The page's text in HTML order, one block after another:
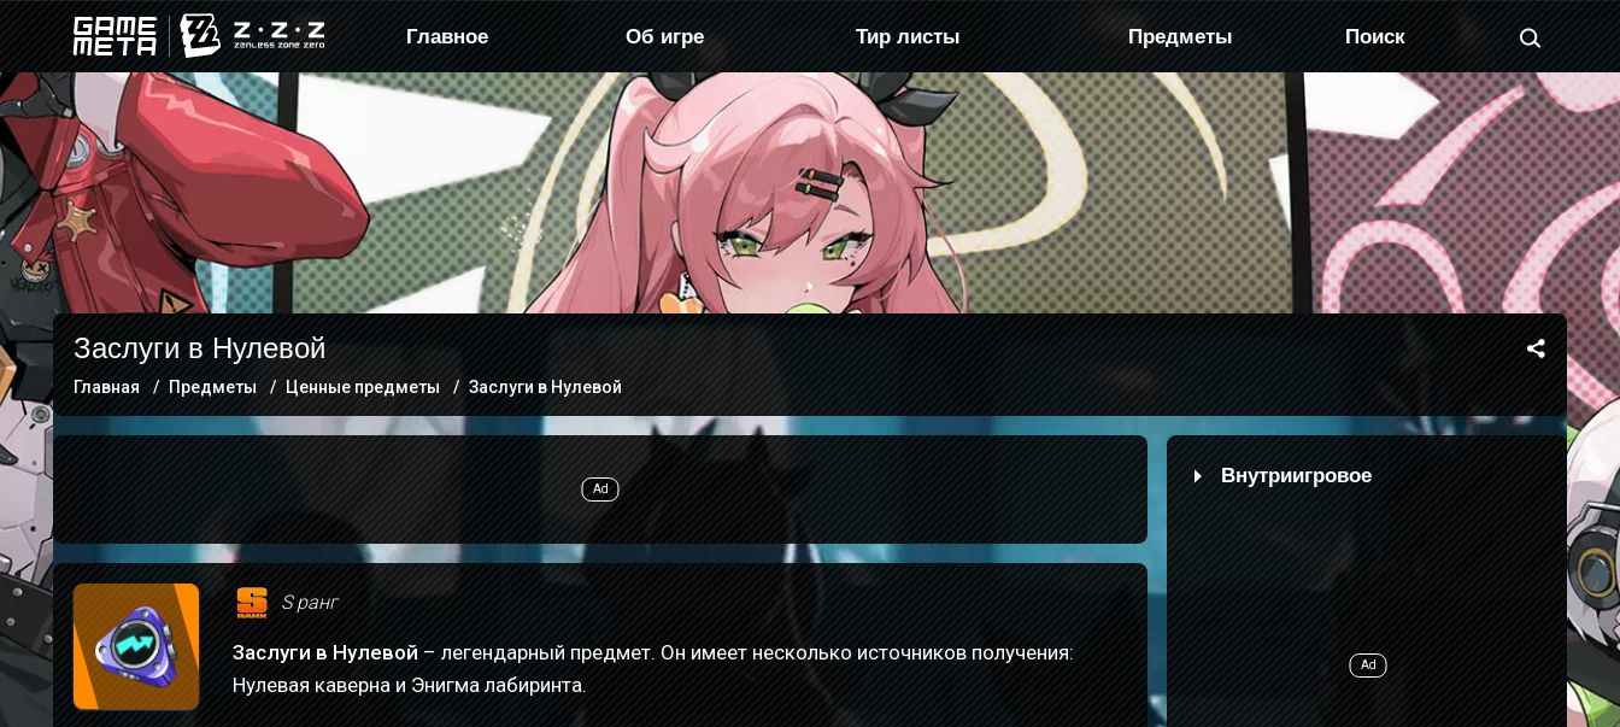
Главное Об игре Тир листы Предметы
Заслуги в Нулевой
Главная Предметы Ценные предметы Заслуги в Нулевой
S ранг
Заслуги в Нулевой – легендарный предмет. Он имеет несколько источников получения:
Нулевая каверна и Энигма лабиринта.
Внутриигровое